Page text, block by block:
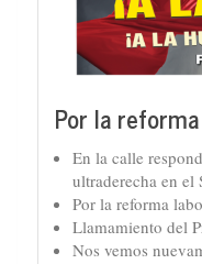
Por la
En la calle
ultraderecha en el
Por la reforma
Llamamiento del
Nos vemos